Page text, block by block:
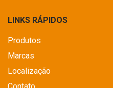
LINKS RÁPIDOS
Produtos
Marcas
Localização